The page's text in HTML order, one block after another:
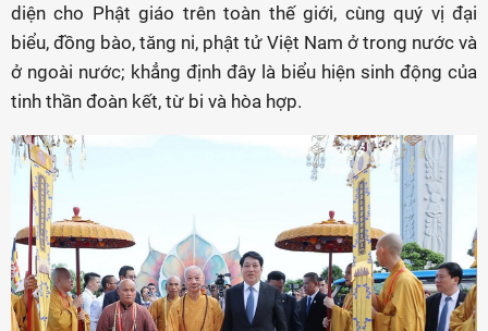
diện cho Phật giáo trên toàn thế giới, cùng quý vị đại
biểu, đồng bào, tăng ni, phật tử Việt Nam ở trong nước và
ở ngoài nước; khẳng định đây là biểu hiện sinh động của
tinh thần đoàn kết, từ bi và hòa hợp.